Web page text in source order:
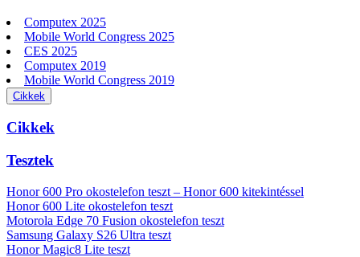
Computex 2025
Mobile World Congress 2025
CES 2025
Computex 2019
Mobile World Congress 2019
Cikkek
Cikkek
Tesztek
Honor 600 Pro okostelefon teszt – Honor 600 kitekintéssel
Honor 600 Lite okostelefon teszt
Motorola Edge 70 Fusion okostelefon teszt
Samsung Galaxy S26 Ultra teszt
Honor Magic8 Lite teszt